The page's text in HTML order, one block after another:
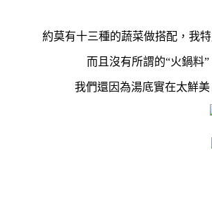
約莫有十三種的蔬菜做搭配，我
而且沒有所謂的“火鍋料
我們還因為湯底實在太鮮